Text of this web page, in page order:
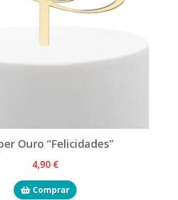
Ouro “Felicidades”
4,90 €
Comprar